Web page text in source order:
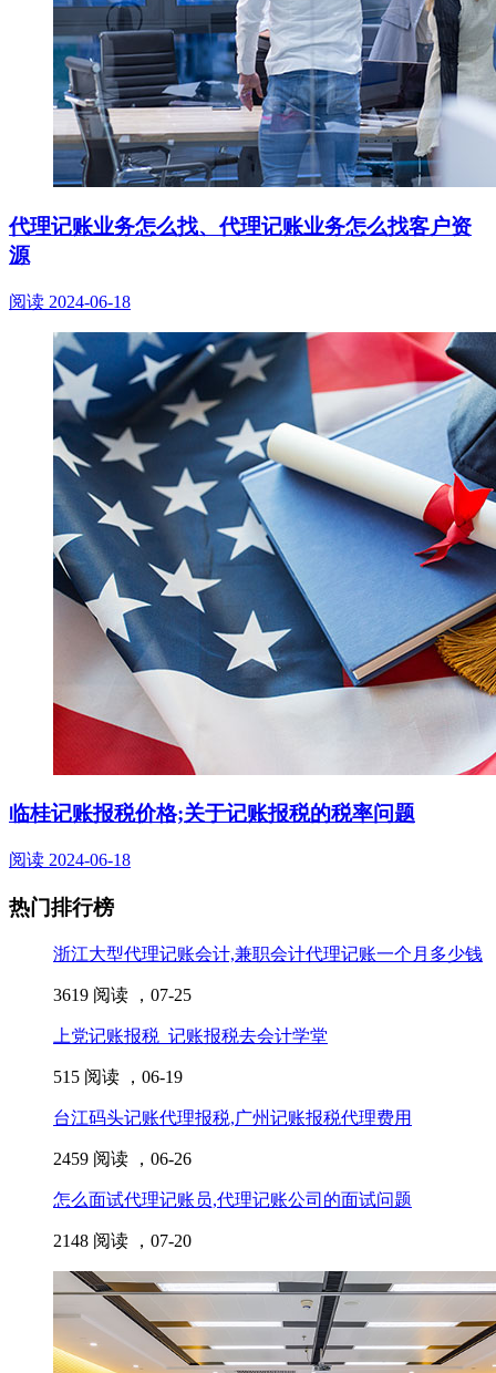
代理记账业务怎么找、代理记账业务怎么找客户资
源
阅读 2024-06-18
临桂记账报税价格;关于记账报税的税率问题
阅读 2024-06-18
热门排行榜
浙江大型代理记账会计,兼职会计代理记账一个月多少钱
3619 阅读 ， 07-25
上党记账报税_记账报税去会计学堂
515 阅读 ， 06-19
台江码头记账代理报税,广州记账报税代理费用
2459 阅读 ， 06-26
怎么面试代理记账员,代理记账公司的面试问题
2148 阅读 ， 07-20